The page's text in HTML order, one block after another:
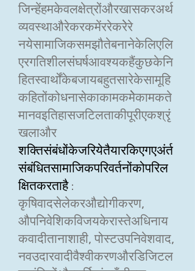
जिन्हेंहमकेवलक्षेत्रोंऔरखासकरअर्थ
व्यवस्थाऔरेकरकमेंररेकरेेरे
नयेसामाजिकसमझौतेबनानेकेलिएलि
एरगतिशीलसंघर्षआवश्यकहैंकुछकेनि
हितस्वार्थोंकेबजायबहुतसारेकेसामूहि
कहितोंकोधनासेकाकामकमेेेकामकते
मानवइतिहासजटिलताकीपूरीएकश्रृं
खलाऔर
शक्तिसंबंधोंकेजरियेतैयारकिएगएअंर्त
संबंधितसामाजिकपरिवर्तनोंकोपरिल
क्षितकरताहै :
कृषिवादसेलेकरऔद्योगीकरण,
औपनिवेशिकविजयकेरास्तेअधिनाय
कवादीतानाशाही, पोस्टउपनिवेशवाद,
नवउदारवादीवैश्वीकरणऔरडिजिटल